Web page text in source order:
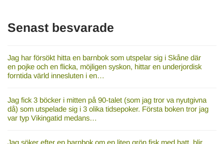
Senast besvarade
Jag har försökt hitta en barnbok som utspelar sig i Skåne där
en pojke och en flicka, möjligen syskon, hittar en underjordisk
forntida värld innesluten i en…
Jag fick 3 böcker i mitten på 90-talet (som jag tror va nyutgivna
då) som utspelade sig i 3 olika tidsepoker. Första boken tror jag
var typ Vikingatid medans…
Jag söker efter en barnbok om en liten grön fisk med hatt, blir